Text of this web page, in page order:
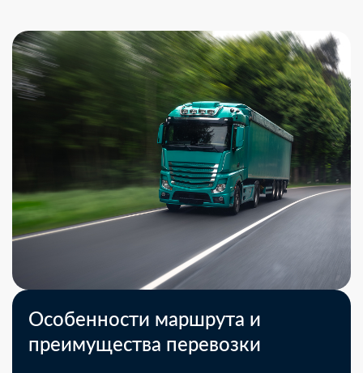
Особенности маршрута и
преимущества перевозки